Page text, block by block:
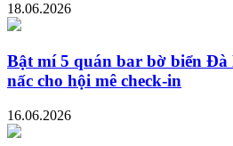
18.06.2026
Bật mí 5 quán bar bờ biển Đà
nấc cho hội mê check-in
16.06.2026